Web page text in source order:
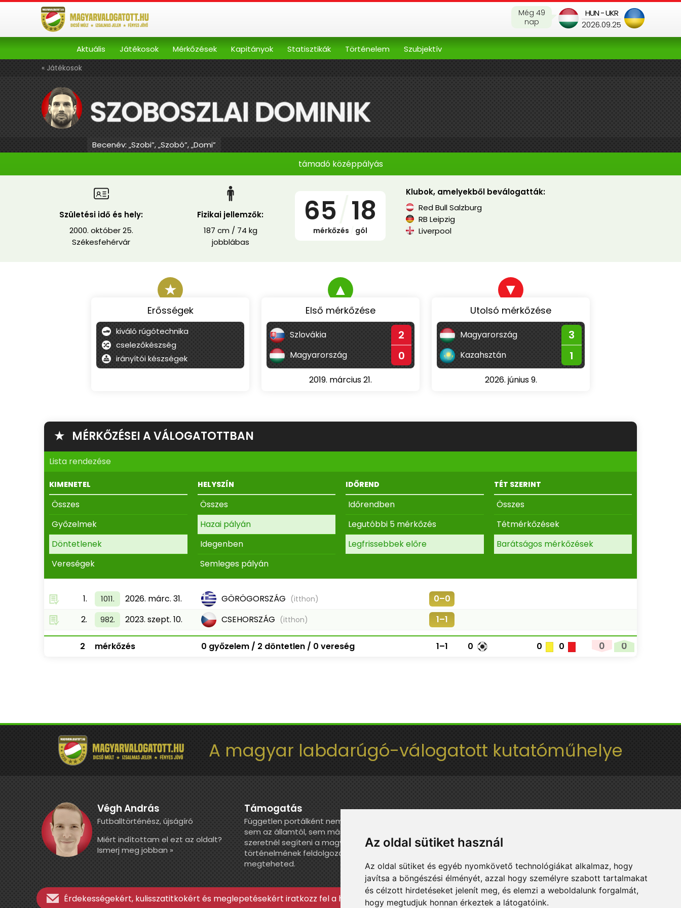
Az oldal sütiket használ
Az oldal sütiket és egyéb nyomkövető technológiákat alkalmaz, hogy
javítsa a böngészési élményét, azzal hogy személyre szabott tartalmakat
és célzott hirdetéseket jelenít meg, és elemzi a weboldalunk forgalmát,
hogy megtudjuk honnan érkeztek a látogatóink.
HUN - UKR
2026.09.25
Még 49
nap
Aktuális Játékosok Mérkőzések Kapitányok Statisztikák Történelem Szubjektív
« Játékosok
SZOBOSZLAI DOMINIK
Becenév: „Szobi”, „Szobó”, „Domi”
támadó középpályás
Születési idő és hely:
2000. október 25.
Székesfehérvár
Fizikai jellemzők:
187 cm / 74 kg
jobblábas
65 18
mérkőzés gól
Klubok, amelyekből beválogatták:
Red Bull Salzburg
RB Leipzig
Liverpool
★
Erősségek
kiváló rúgótechnika
cselezőkészség
irányítói készségek
▲
Első mérkőzése
Szlovákia 2
Magyarország 0
2019. március 21.
▼
Utolsó mérkőzése
Magyarország 3
Kazahsztán 1
2026. június 9.
★ MÉRKŐZÉSEI A VÁLOGATOTTBAN
Lista rendezése
KIMENETEL
Összes
Győzelmek
Döntetlenek
Vereségek
HELYSZÍN
Összes
Hazai pályán
Idegenben
Semleges pályán
IDŐREND
Időrendben
Legutóbbi 5 mérkőzés
Legfrissebbek előre
TÉT SZERINT
Összes
Tétmérkőzések
Barátságos mérkőzések
1. 1011. 2026. márc. 31. GÖRÖGORSZÁG (itthon)
0–0
2.
982. 2023. szept. 10. CSEHORSZÁG (itthon) 1–1
2 mérkőzés 0 győzelem / 2 döntetlen / 0 vereség 1–1 0 0 0 0 0
A magyar labdarúgó-válogatott kutatóműhelye
Végh András
Futballtörténész, újságíró
Miért indítottam el ezt az oldalt?
Ismerj meg jobban »
Támogatás
Független portálként nem kapunk juttatást
sem az államtól, sem más szervezettől. Ha
szeretnél segíteni a magyar válogatott
történelmének feldolgozásában, itt
megteheted.
Érdekességekért, kulisszatitkokért és meglepetésekért iratkozz fel a hírlevélre »